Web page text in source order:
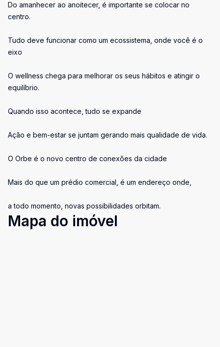
Do amanhecer ao anoitecer, é importante se colocar no
centro.
Tudo deve funcionar como um ecossistema, onde você é o
eixo
O wellness chega para melhorar os seus hábitos e atingir o
equilíbrio.
Quando isso acontece, tudo se expande
Ação e bem-estar se juntam gerando mais qualidade de vida.
O Orbe é o novo centro de conexões da cidade
Mais do que um prédio comercial, é um endereço onde,
a todo momento, novas possibilidades orbitam.
Mapa do imóvel